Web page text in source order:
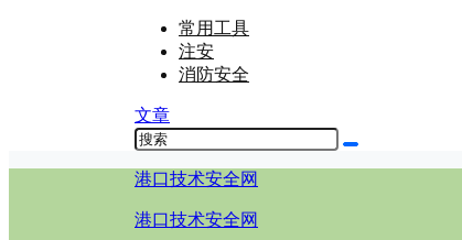
常用工具
注安
消防安全
文章
港口技术安全网
港口技术安全网